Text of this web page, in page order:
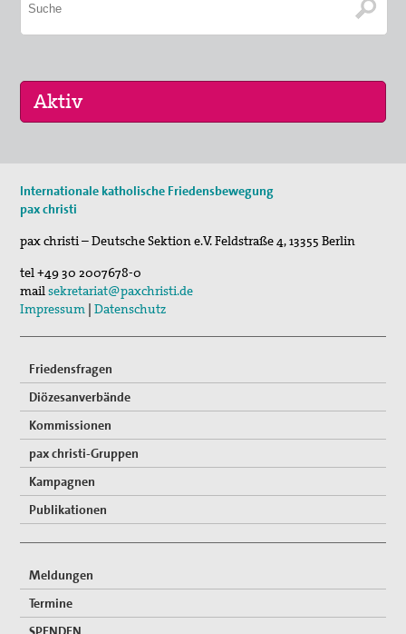
Friedensgottesdienst
Friedensethische Aspekte in Magnifica Humanit…
13. Okt 2026
Friedensgottesdienst
Internationale katholische Friedensbewegung
pax christi
pax christi – Deutsche Sektion e.V.Feldstraße 4,13355 Berlin
tel+49 30 2007678-0
mailsekretariat@paxchristi.de
Impressum |Datenschutz
Friedensfragen
Diözesanverbände
Kommissionen
pax christi-Gruppen
Kampagnen
Publikationen
Meldungen
Termine